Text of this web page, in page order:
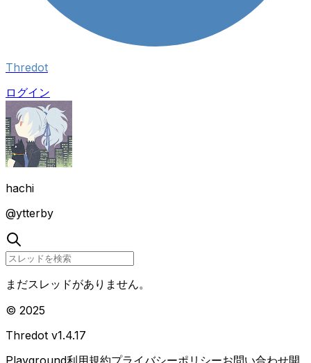
Thredot
ログイン
hachi
@ytterby
まだスレッドがありません。
© 2025
Thredot v1.4.17
Playground利用規約プライバシーポリシーお問い合わせ開